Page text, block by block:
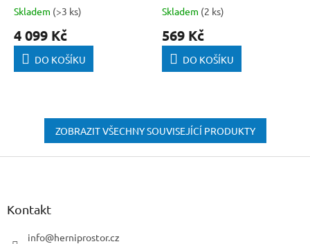
Skladem (>3 ks)
4 099 Kč
DO KOŠÍKU
Skladem (2 ks)
569 Kč
DO KOŠÍKU
ZOBRAZIT VŠECHNY SOUVISEJÍCÍ PRODUKTY
Z
Kontakt
info@herniprostor.cz